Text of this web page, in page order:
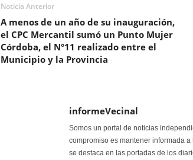
Noticia Anterior
A menos de un año de su inauguración,
el CPC Mercantil sumó un Punto Mujer
Córdoba, el N°11 realizado entre el
Municipio y la Provincia
informeVecinal
Somos un portal de noticias
compromiso es mantener informada
se destaca en las portadas de los